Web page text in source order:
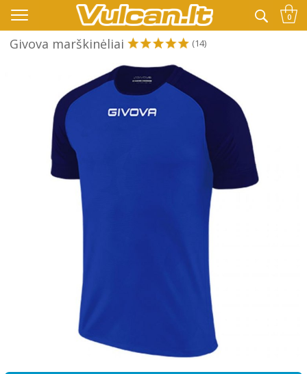
👉 -10% KODAS VISKAM PAPILDOMAI: VASARA 0
Givova marškinėliai (14)